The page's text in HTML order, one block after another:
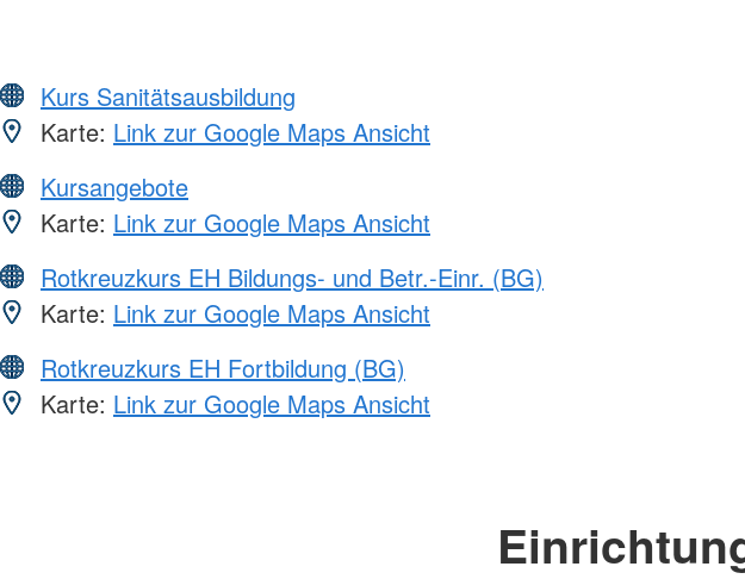
Kurs Sanitätsausbildung
Karte: Link zur Google Maps Ansicht
Kursangebote
Karte: Link zur Google Maps Ansicht
Rotkreuzkurs EH Bildungs- und Betr.-Einr. (BG)
Karte: Link zur Google Maps Ansicht
Rotkreuzkurs EH Fortbildung (BG)
Karte: Link zur Google Maps Ansicht